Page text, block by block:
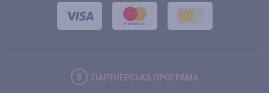
ПАРТНЕРСЬКА ПРОГРАМА